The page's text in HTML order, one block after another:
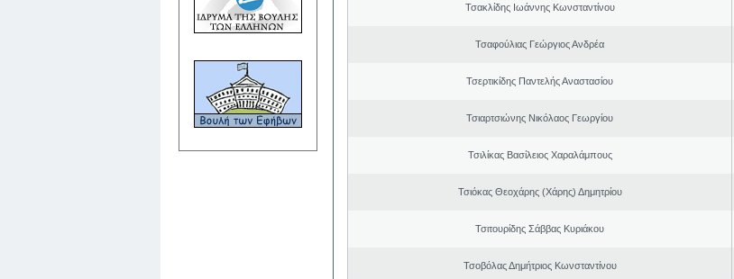
Τσακλίδης Ιωάννης Κωνσταντίνου
Τσαφούλιας Γεώργιος Ανδρέα
Τσερτικίδης Παντελής Αναστασίου
Τσιαρτσιώνης Νικόλαος Γεωργίου
Τσιλίκας Βασίλειος Χαραλάμπους
Τσιόκας Θεοχάρης (Χάρης) Δημητρίου
Τσιτουρίδης Σάββας Κυριάκου
Τσοβόλας Δημήτριος Κωνσταντίνου